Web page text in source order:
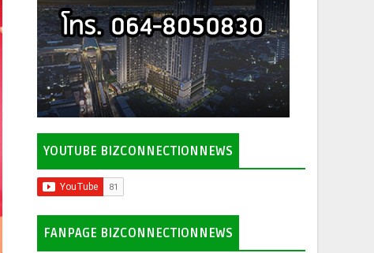
YOUTUBE BIZCONNECTIONNEWS
FANPAGE BIZCONNECTIONNEWS